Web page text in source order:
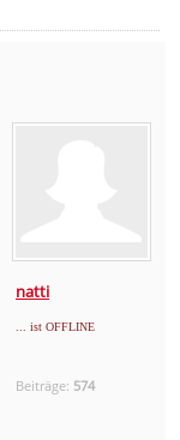
natti
... ist OFFLINE
Beiträge: 574